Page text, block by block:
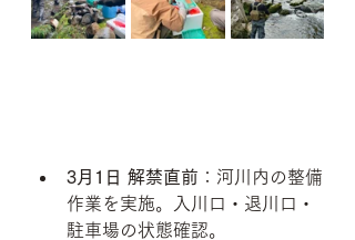
3月1日 解禁直前 ：河川内の整備
作業を実施。入川口・退川口・
駐車場の状態確認。